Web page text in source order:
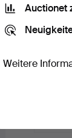
Auctionet
Weitere